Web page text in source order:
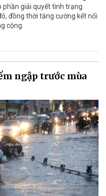
phần giải quyết tình trạng
đồng thời tăng cường kết nối
cộng.
ngập trước mùa